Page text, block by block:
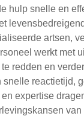
hulp snelle en
artsen,
werkt met
redden en
snelle reactietijd,
expertise
van